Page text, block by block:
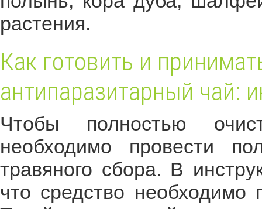
растения.
Как готовить и
антипаразитарный чай:
Чтобы полностью
необходимо провести
травяного сбора. В
что средство